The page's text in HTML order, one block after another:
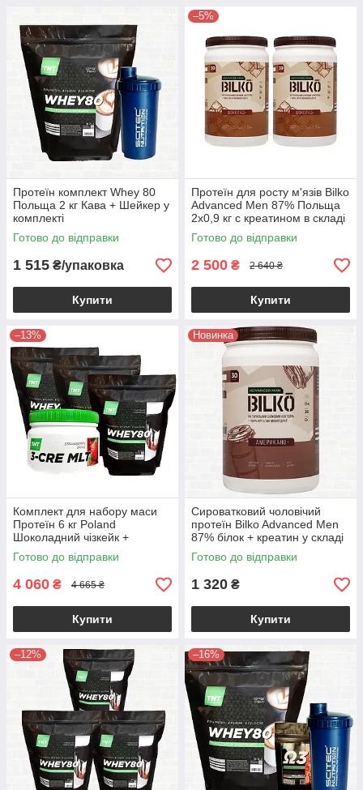
Протеїн комплект Whey 80
Польща 2 кг Кава + Шейкер у
комплекті
Готово до відправки
1 515 ₴/упаковка
Купити
–5%
Протеїн для росту м'язів Bilko
Advanced Men 87% Польща
2х0,9 кг с креатином в складі
Готово до відправки
2 500 ₴ 2 640 ₴
Купити
–13%
Комплект для набору маси
Протеїн 6 кг Poland
Шоколадний чізкейк +
Креатин в Подарунок
Готово до відправки
4 060 ₴ 4 665 ₴
Купити
Новинка
Сироватковий чоловічий
протеїн Bilko Advanced Men
87% білок + креатин у складі
0,9 кг
Готово до відправки
1 320 ₴
Купити
–12% –16%